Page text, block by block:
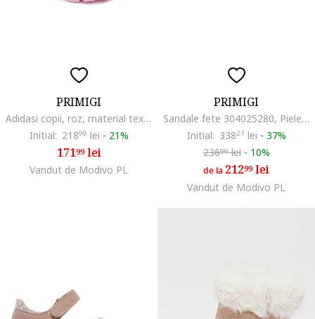
PRIMIGI
Adidasi copii, roz, material textil, piele naturala, sistem velcro
Initial: 21899 lei - 21%
17199lei
Vandut de Modivo PL
PRIMIGI
Sandale fete 304025280, Piele ecologica, Roz, Roz
Initial: 33821 lei - 37%
23699lei - 10%
de la 21299lei
Vandut de Modivo PL